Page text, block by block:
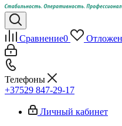
Сравнение0
Телефоны
+37529 847-29-17‬
Личный кабинет